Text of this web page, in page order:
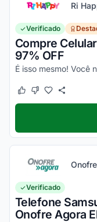
Ri
Verificado
Compre
97% OFF
Este cupom funcionou
Este cupom não
Verificado
Telefone
Onofre Agora